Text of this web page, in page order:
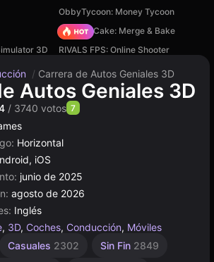
ObbyTycoon: Money Tycoon
Piece of Cake: Merge & Bake
3D
RIVALS FPS: Online Shooter
/ Carrera de Autos Geniales 3D
Autos Geniales 3D
/ 3740 votos 7
Horizontal
iOS
junio de 2025
agosto de 2026
Inglés
, 3D, Coches, Conducción, Móviles
Casuales 2302 Sin Fin 2849